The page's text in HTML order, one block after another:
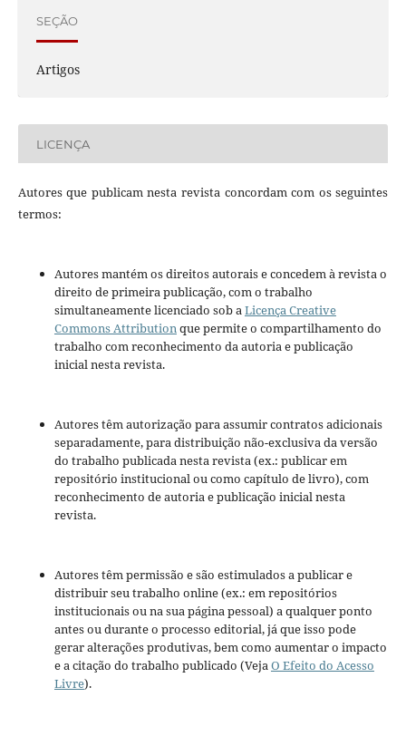
SEÇÃO
Artigos
LICENÇA
Autores que publicam nesta revista concordam com os seguintes
termos:
Autores mantém os direitos autorais e concedem à revista o
direito de primeira publicação, com o trabalho
simultaneamente licenciado sob aLicença Creative
Commons Attributionque permite o compartilhamento do
trabalho com reconhecimento da autoria e publicação
inicial nesta revista.
Autores têm autorização para assumir contratos adicionais
separadamente, para distribuição não-exclusiva da versão
do trabalho publicada nesta revista (ex.: publicar em
repositório institucional ou como capítulo de livro), com
reconhecimento de autoria e publicação inicial nesta
revista.
Autores têm permissão e são estimulados a publicar e
distribuir seu trabalho online (ex.: em repositórios
institucionais ou na sua página pessoal) a qualquer ponto
antes ou durante o processo editorial, já que isso pode
gerar alterações produtivas, bem como aumentar o impacto
e a citação do trabalho publicado (VejaO Efeito do Acesso
Livre).